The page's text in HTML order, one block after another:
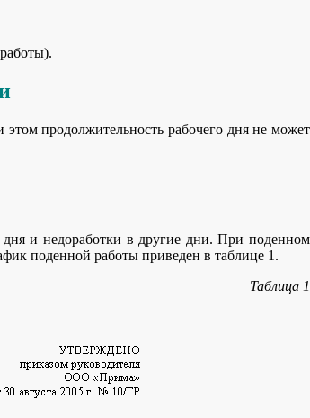
продолжительность рабочего дня не может
дня и недоработки в другие дни. При поденном
поденной работы приведен в таблице 1.
Таблица 1